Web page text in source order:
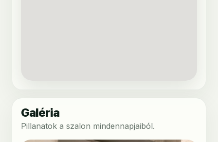
Galéria
Pillanatok a szalon mindennapjaiból.